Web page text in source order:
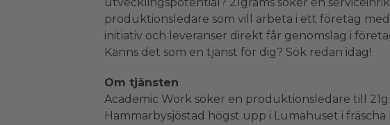
produktionsledare som vill arbeta i ett företag
initiativ och leveranser direkt får genomslag i
Känns det som en tjänst för dig? Sök redan idag!
Om tjänsten
Academic Work söker en produktionsledare till
Hammarbysjöstad högst upp i Lumahuset i